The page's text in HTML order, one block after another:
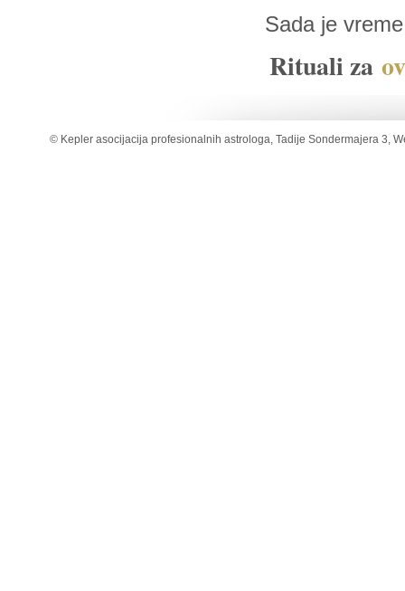
Sada je
Rituali za
© Kepler asocijacija profesionalnih astrologa, Tadije Sondermajera 3,